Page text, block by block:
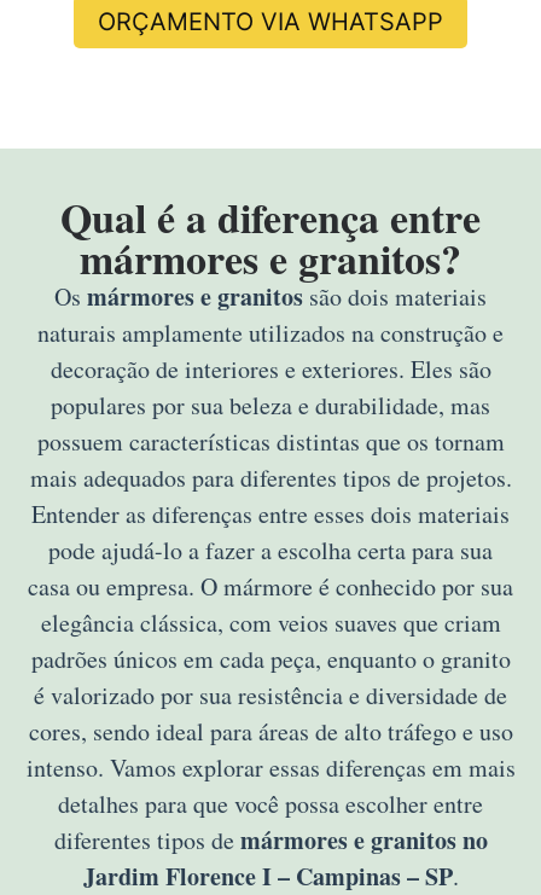
ORÇAMENTO VIA WHATSAPP
Qual é a diferença entre
mármores e granitos?
Os mármores e granitos são dois materiais
naturais amplamente utilizados na construção e
decoração de interiores e exteriores. Eles são
populares por sua beleza e durabilidade, mas
possuem características distintas que os tornam
mais adequados para diferentes tipos de projetos.
Entender as diferenças entre esses dois materiais
pode ajudá-lo a fazer a escolha certa para sua
casa ou empresa. O mármore é conhecido por sua
elegância clássica, com veios suaves que criam
padrões únicos em cada peça, enquanto o granito
é valorizado por sua resistência e diversidade de
cores, sendo ideal para áreas de alto tráfego e uso
intenso. Vamos explorar essas diferenças em mais
detalhes para que você possa escolher entre
diferentes tipos de mármores e granitos no
Jardim Florence I – Campinas – SP.